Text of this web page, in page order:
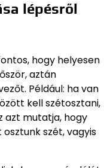
lépésről
hogy helyesen
aztán
Például: ha van
kell szétosztani,
azt mutatja, hogy
szét, vagyis